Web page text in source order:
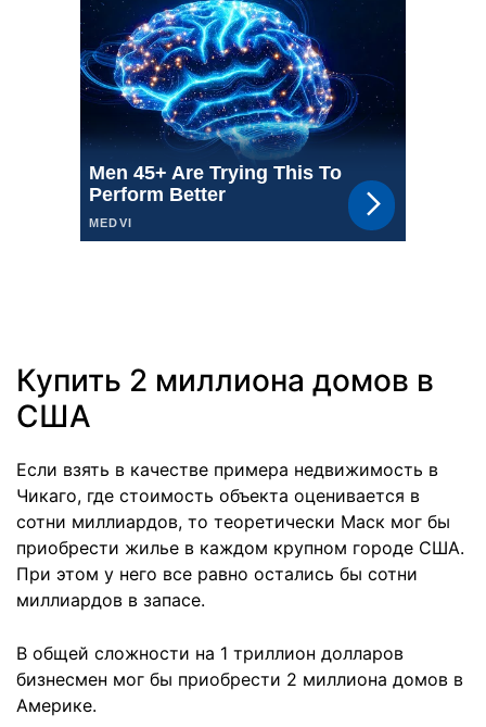
Купить 2 миллиона домов в
США
Если взять в качестве примера недвижимость в
Чикаго, где стоимость объекта оценивается в
сотни миллиардов, то теоретически Маск мог бы
приобрести жилье в каждом крупном городе США.
При этом у него все равно остались бы сотни
миллиардов в запасе.
В общей сложности на 1 триллион долларов
бизнесмен мог бы приобрести 2 миллиона домов в
Америке.